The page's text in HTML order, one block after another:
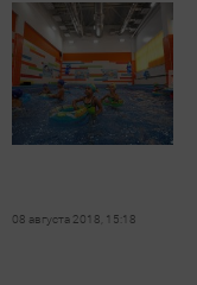
08 августа 2018, 15:18